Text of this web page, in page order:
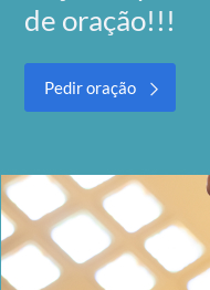
de oração!!!
Pedir oração